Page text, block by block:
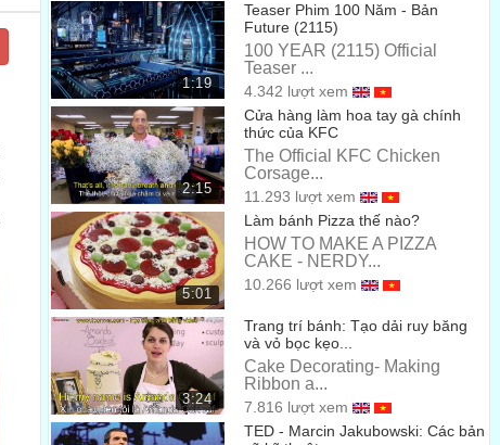
Hey!
Này!
What are you doing here?
Các người làm gì ở đây?
100 YEARS - THE FILM YOU WILL NEVER SEE
100 NĂM - BỘ PHIM BẠN SẼ KHÔNG BAO GIỜ ĐUỢC
XEM
NOVEMBER 2115 - #NOTCOMINGSOON
THÁNG 11 NĂM 2115 - #CONLAUMOIRARAP
1:19
Teaser Phim 100 Năm - Bản
Future (2115)
100 YEAR (2115) Official
Teaser ...
4.342 lượt xem
2:15
Cửa hàng làm hoa tay gà chính
thức của KFC
The Official KFC Chicken
Corsage...
11.293 lượt xem
5:01
Làm bánh Pizza thế nào?
HOW TO MAKE A PIZZA
CAKE - NERDY...
10.266 lượt xem
3:24
Trang trí bánh: Tạo dải ruy băng
và vỏ bọc kẹo...
Cake Decorating- Making
Ribbon a...
7.816 lượt xem
TED - Marcin Jakubowski: Các bản